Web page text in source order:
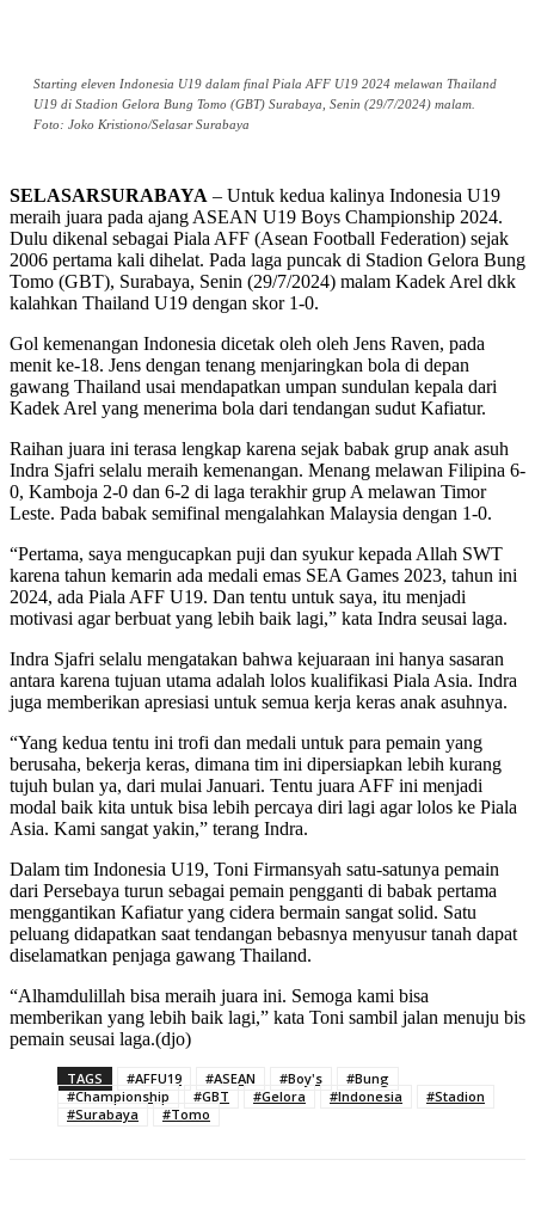
Starting eleven Indonesia U19 dalam final Piala AFF U19 2024 melawan Thailand
U19 di Stadion Gelora Bung Tomo (GBT) Surabaya, Senin (29/7/2024) malam.
Foto: Joko Kristiono/Selasar Surabaya
SELASARSURABAYA – Untuk kedua kalinya Indonesia U19
meraih juara pada ajang ASEAN U19 Boys Championship 2024.
Dulu dikenal sebagai Piala AFF (Asean Football Federation) sejak
2006 pertama kali dihelat. Pada laga puncak di Stadion Gelora Bung
Tomo (GBT), Surabaya, Senin (29/7/2024) malam Kadek Arel dkk
kalahkan Thailand U19 dengan skor 1-0.
Gol kemenangan Indonesia dicetak oleh oleh Jens Raven, pada
menit ke-18. Jens dengan tenang menjaringkan bola di depan
gawang Thailand usai mendapatkan umpan sundulan kepala dari
Kadek Arel yang menerima bola dari tendangan sudut Kafiatur.
Raihan juara ini terasa lengkap karena sejak babak grup anak asuh
Indra Sjafri selalu meraih kemenangan. Menang melawan Filipina 6-
0, Kamboja 2-0 dan 6-2 di laga terakhir grup A melawan Timor
Leste. Pada babak semifinal mengalahkan Malaysia dengan 1-0.
“Pertama, saya mengucapkan puji dan syukur kepada Allah SWT
karena tahun kemarin ada medali emas SEA Games 2023, tahun ini
2024, ada Piala AFF U19. Dan tentu untuk saya, itu menjadi
motivasi agar berbuat yang lebih baik lagi,” kata Indra seusai laga.
Indra Sjafri selalu mengatakan bahwa kejuaraan ini hanya sasaran
antara karena tujuan utama adalah lolos kualifikasi Piala Asia. Indra
juga memberikan apresiasi untuk semua kerja keras anak asuhnya.
“Yang kedua tentu ini trofi dan medali untuk para pemain yang
berusaha, bekerja keras, dimana tim ini dipersiapkan lebih kurang
tujuh bulan ya, dari mulai Januari. Tentu juara AFF ini menjadi
modal baik kita untuk bisa lebih percaya diri lagi agar lolos ke Piala
Asia. Kami sangat yakin,” terang Indra.
Dalam tim Indonesia U19, Toni Firmansyah satu-satunya pemain
dari Persebaya turun sebagai pemain pengganti di babak pertama
menggantikan Kafiatur yang cidera bermain sangat solid. Satu
peluang didapatkan saat tendangan bebasnya menyusur tanah dapat
diselamatkan penjaga gawang Thailand.
“Alhamdulillah bisa meraih juara ini. Semoga kami bisa
memberikan yang lebih baik lagi,” kata Toni sambil jalan menuju bis
pemain seusai laga.(djo)
TAGS #AFFU19 #ASEAN #Boy's
#Bung
#Championship
#GBT #Gelora #Indonesia
#Stadion
#Surabaya
#Tomo